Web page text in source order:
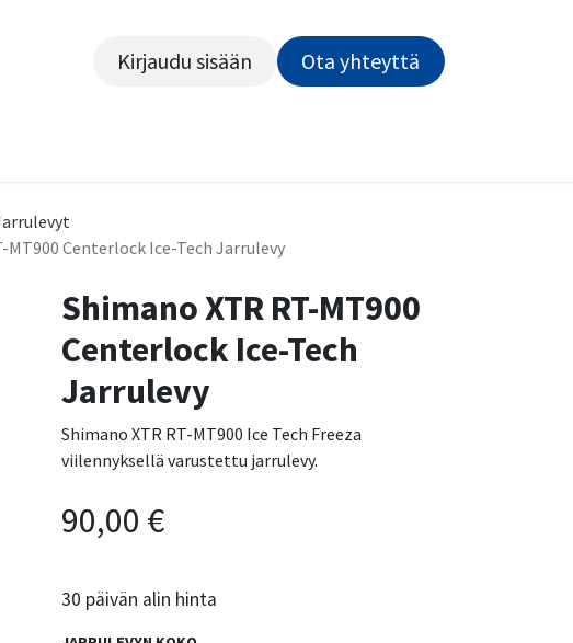
Kirjaudu sisään Ota yhteyttä​​​​​​
MT900 Centerlock Ice-Tech Jarrulevy
Shimano XTR RT-MT900
Centerlock Ice-Tech
Jarrulevy
Shimano XTR RT-MT900 Ice Tech Freeza
viilennyksellä varustettu jarrulevy.
90,00 €
30 päivän alin hinta